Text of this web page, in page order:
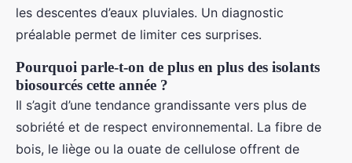
les descentes d’eaux pluviales. Un diagnostic
préalable permet de limiter ces surprises.
Pourquoi parle-t-on de plus en plus des isolants
biosourcés cette année ?
Il s’agit d’une tendance grandissante vers plus de
sobriété et de respect environnemental. La fibre de
bois, le liège ou la ouate de cellulose offrent de